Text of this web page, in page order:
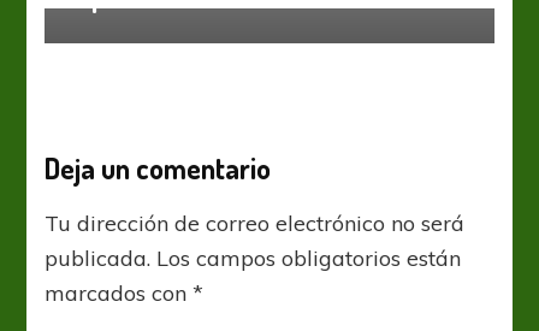
Deja un comentario
Tu dirección de correo electrónico no será
publicada. Los campos obligatorios están
marcados con*